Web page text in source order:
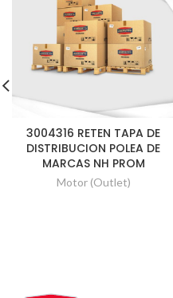
3004316 RETEN TAPA DE
DISTRIBUCION POLEA DE
MARCAS NH PROM
Motor (Outlet)